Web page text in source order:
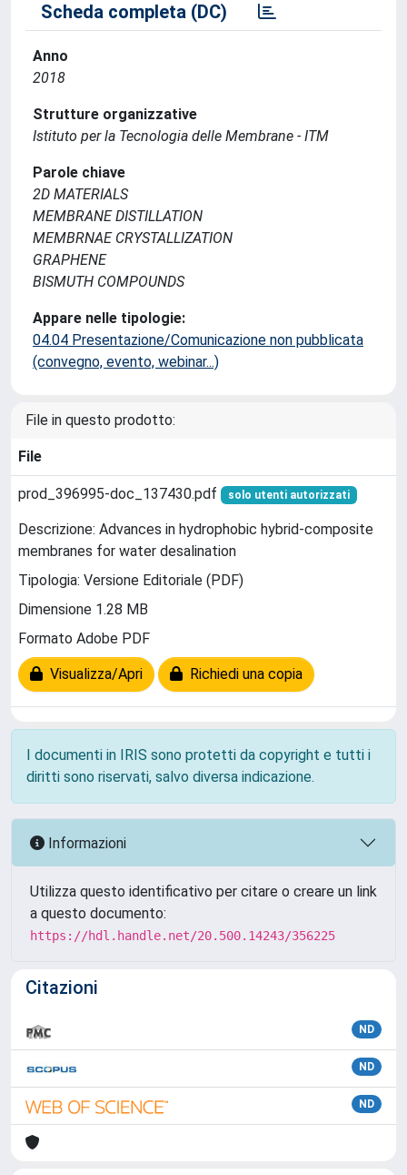
Scheda completa (DC)
Anno
2018
Strutture organizzative
Istituto per la Tecnologia delle Membrane - ITM
Parole chiave
2D MATERIALS
MEMBRANE DISTILLATION
MEMBRNAE CRYSTALLIZATION
GRAPHENE
BISMUTH COMPOUNDS
Appare nelle tipologie:
04.04 Presentazione/Comunicazione non pubblicata
(convegno, evento, webinar...)
File in questo prodotto:
File
prod_396995-doc_137430.pdf solo utenti autorizzati
Descrizione: Advances in hydrophobic hybrid-composite
membranes for water desalination
Tipologia: Versione Editoriale (PDF)
Dimensione 1.28 MB
Formato Adobe PDF
Visualizza/Apri Richiedi una copia
I documenti in IRIS sono protetti da copyright e tutti i
diritti sono riservati, salvo diversa indicazione.
Informazioni
Utilizza questo identificativo per citare o creare un link
a questo documento:
https://hdl.handle.net/20.500.14243/356225
Citazioni
ND
ND
ND